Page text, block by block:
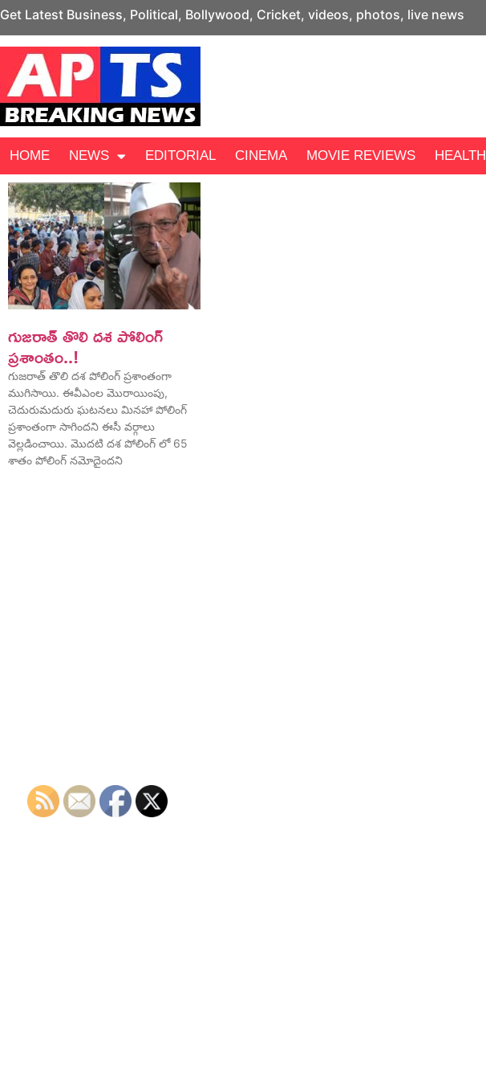
Get Latest Business, Political, Bollywood, Cricket, videos, photos, live news
HOME NEWS EDITORIAL CINEMA MOVIE REVIEWS HEALTH
గుజరాత్ తొలి దశ పోలింగ్
ప్రశాంతం..!
గుజరాత్ తొలి దశ పోలింగ్ ప్రశాంతంగా
ముగిసాయి. ఈవీఎంల మొరాయింపు,
చెదురుమ‌దురు ఘ‌ట‌న‌లు మిన‌హా పోలింగ్
ప్ర‌శాంతంగా సాగింద‌ని ఈసీ వ‌ర్గాలు
వెల్ల‌డించాయి. మొదటి దశ పోలింగ్ లో 65
శాతం పోలింగ్ నమోదైందని